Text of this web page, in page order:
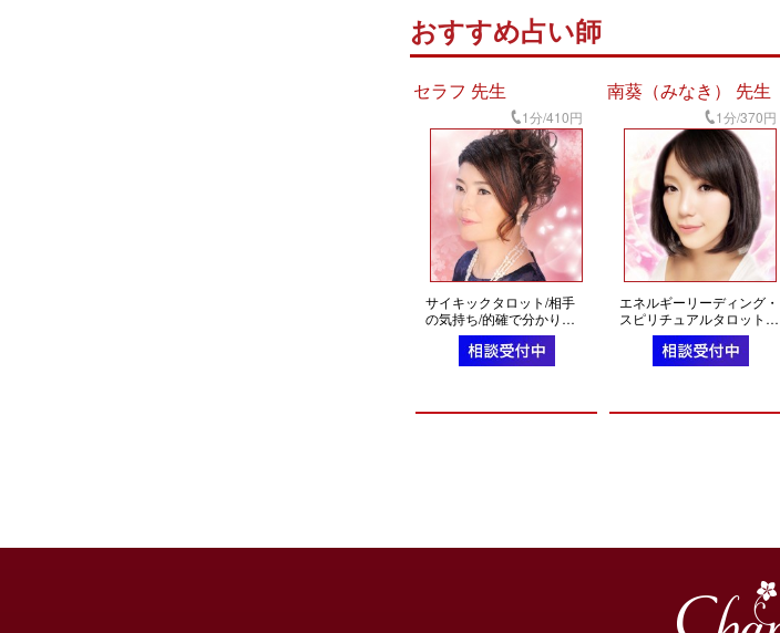
おすすめ占い師
セラフ 先生
1分/410円
サイキックタロット/相手
の気持ち/的確で分かりや
南葵（みなき） 先生
1分/370円
エネルギーリーディング・
スピリチュアルタロット/
相手の気持ち/前向きにな